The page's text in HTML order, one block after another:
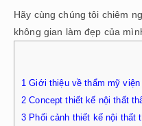
Hãy cùng chúng tôi chiêm
không gian làm đẹp của
1 Giới thiệu về thẩm mỹ
2 Concept thiết kế nội thất
3 Phối cảnh thiết kế nội thất